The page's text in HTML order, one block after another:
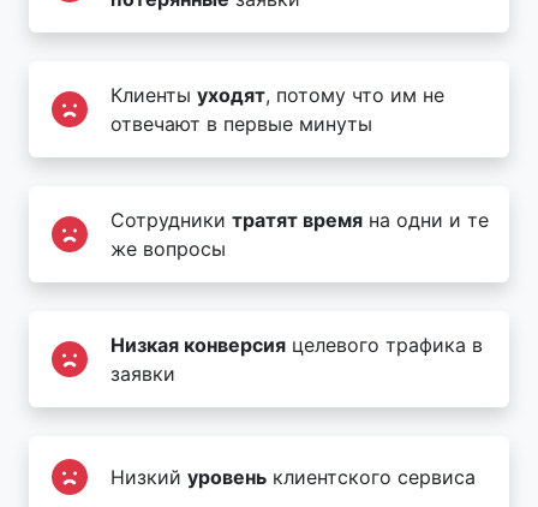
Клиенты уходят, потому что им не
отвечают в первые минуты
Сотрудники тратят время на одни и те
же вопросы
Низкая конверсия целевого трафика в
заявки
Низкий уровень клиентского сервиса